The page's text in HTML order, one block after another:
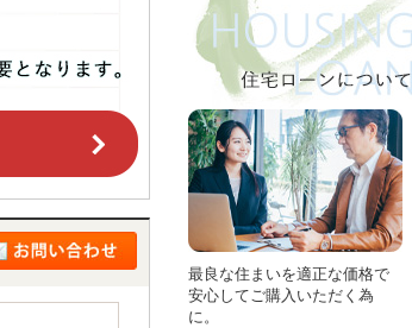
最良な住まいを適正な価格で
安心してご購入いただく為
に。